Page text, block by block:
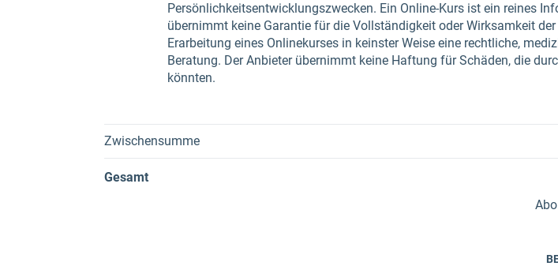
Persönlichkeitsentwicklungszwecken. Ein Online-Kurs ist ein reines
übernimmt keine Garantie für die Vollständigkeit oder Wirksamkeit
Erarbeitung eines Onlinekurses in keinster Weise eine rechtliche,
Beratung. Der Anbieter übernimmt keine Haftung für Schäden, die
könnten.
Zwischensumme
Gesamt